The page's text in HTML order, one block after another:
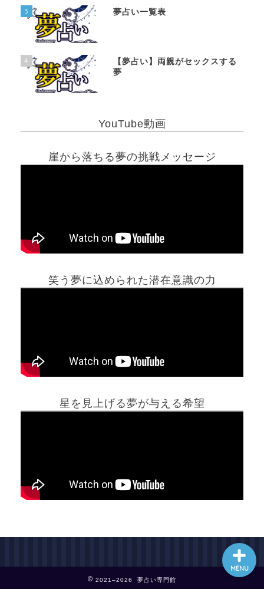
3 夢占い一覧表
4
【夢占い】両親がセックスする
夢
YouTube動画
崖から落ちる夢の挑戦メッセージ
笑う夢に込められた潜在意識の力
星を見上げる夢が与える希望
2021–2026 夢占い専門館
MENU
ホーム
最新記事動画